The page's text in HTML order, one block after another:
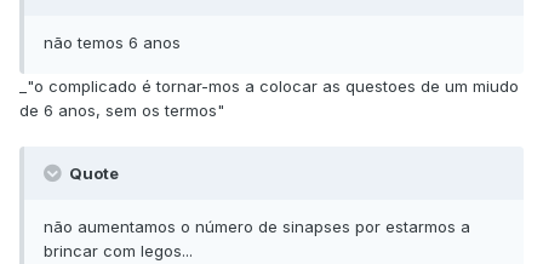
não temos 6 anos
_"o complicado é tornar-mos a colocar as questoes de um miudo
de 6 anos, sem os termos"
Quote
não aumentamos o número de sinapses por estarmos a
brincar com legos...